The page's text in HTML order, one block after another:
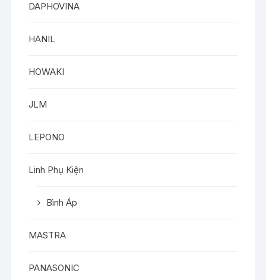
DAPHOVINA
HANIL
HOWAKI
JLM
LEPONO
Linh Phụ Kiện
Bình Áp
MASTRA
PANASONIC